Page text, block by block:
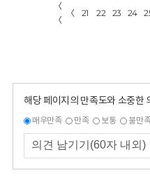
〈
〈
〈 21 22 23 24
해당 페이지의 만족도와 소중한
매우만족 만족 보통 불만